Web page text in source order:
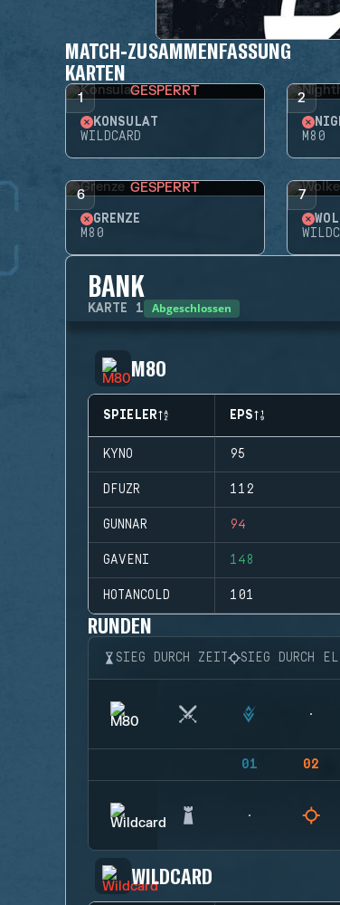
MATCH-ZUSAMMENFASSUNG
KARTEN
1 GESPERRT
KONSULAT
WILDCARD
2
M80
6 GESPERRT
GRENZE
M80
7
BANK
KARTE 1 Abgeschlossen
M80
SPIELER EPS
KYNO 95
DFUZR 112
GUNNAR 94
GAVENI 148
HOTANCOLD 101
RUNDEN
SIEG DURCH ZEIT SIEG DURCH
01 02
WILDCARD